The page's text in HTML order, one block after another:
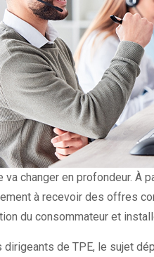
va changer en profondeur. À
à recevoir des offres
du consommateur et
dirigeants de TPE, le sujet